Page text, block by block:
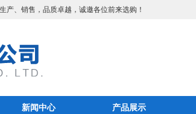
产、销售，品质卓越，诚邀各位前来选购！
新闻中心 产品展示